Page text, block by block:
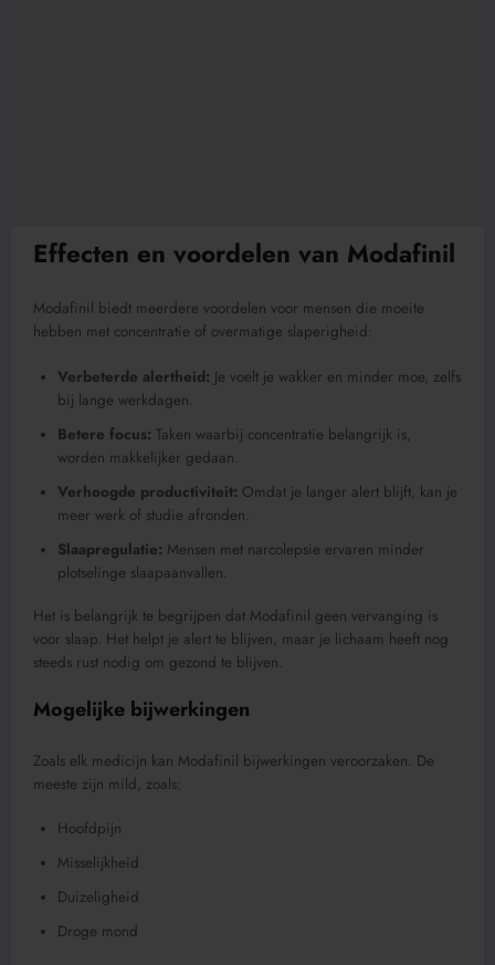
Effecten en voordelen van Modafinil
Modafinil biedt meerdere voordelen voor mensen die moeite
hebben met concentratie of overmatige slaperigheid:
Verbeterde alertheid: Je voelt je wakker en minder moe, zelfs
bij lange werkdagen.
Betere focus: Taken waarbij concentratie belangrijk is,
worden makkelijker gedaan.
Verhoogde productiviteit: Omdat je langer alert blijft, kan je
meer werk of studie afronden.
Slaapregulatie: Mensen met narcolepsie ervaren minder
plotselinge slaapaanvallen.
Het is belangrijk te begrijpen dat Modafinil geen vervanging is
voor slaap. Het helpt je alert te blijven, maar je lichaam heeft nog
steeds rust nodig om gezond te blijven.
Mogelijke bijwerkingen
Zoals elk medicijn kan Modafinil bijwerkingen veroorzaken. De
meeste zijn mild, zoals:
Hoofdpijn
Misselijkheid
Duizeligheid
Droge mond